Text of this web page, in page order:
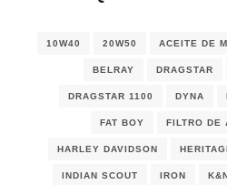
10W40 20W50 ACEITE DE
BELRAY DRAGSTAR
DRAGSTAR 1100 DYNA
FAT BOY FILTRO DE
HARLEY DAVIDSON
INDIAN SCOUT IRON